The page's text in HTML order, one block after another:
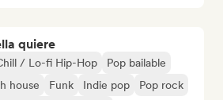
quiere
/ Lo-fi Hip-Hop
Pop bailable
house Funk Indie pop
Pop rock